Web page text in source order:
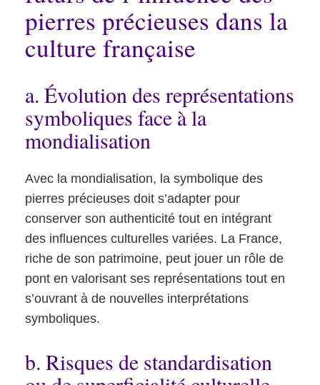
pierres précieuses dans la
culture française
a. Évolution des représentations
symboliques face à la
mondialisation
Avec la mondialisation, la symbolique des
pierres précieuses doit s’adapter pour
conserver son authenticité tout en intégrant
des influences culturelles variées. La France,
riche de son patrimoine, peut jouer un rôle de
pont en valorisant ses représentations tout en
s’ouvrant à de nouvelles interprétations
symboliques.
b. Risques de standardisation